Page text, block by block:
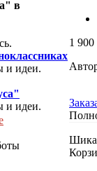
в
и идеи.
и идеи.
1 900